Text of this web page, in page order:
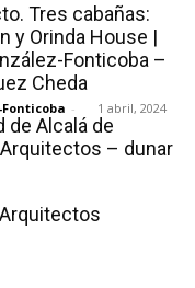
Tres cabañas:
y Orinda House |
Fonticoba –
Cheda
- 1 abril, 2024
de Alcalá de
– dunar